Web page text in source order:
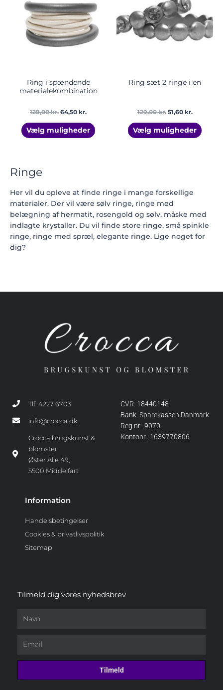
Ring i spændende
materialekombination
129,00kr.
var:
129,00 kr..
64,50 kr.
er:
64,50 kr..
Vælg muligheder
har
flere
varianter.
Mulighederne
varesidenRing sæt 2 ringe i en
129,00kr.
var:
129,00 kr..
51,60 kr.
Vælg muligheder
flere
Ringe
Her vil du opleve at finde ringe i mange forskellige
materialer. Der vil være sølv ringe, ringe med
belægning af hermatit, rosengold og sølv, måske med
indlagte krystaller. Du vil finde store ringe, små spinkle
ringe, ringe med spræl, elegante ringe. Lige noget for
dig?
Tlf. 4227 6703
info@crocca.dk
Crocca brugskunst &
blomster
Øster Alle 49,
5500 Middelfart
CVR: 18440148
Bank: Sparekassen Danmark
Reg.nr.: 9070
Kontonr.: 1639770806
Information
Handelsbetingelser
Cookies & privatlivspolitik
Sitemap
Tilmeld dig vores nyhedsbrev
Tilmeld